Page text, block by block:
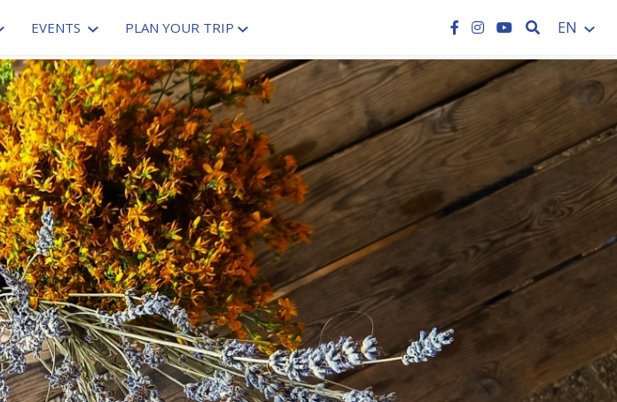
EVENTS PLAN YOUR TRIP SEARCH
EN